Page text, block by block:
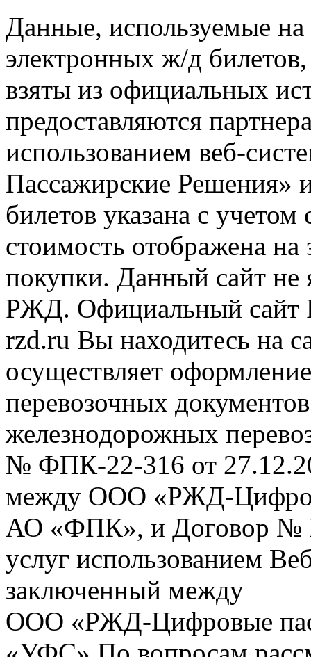
Данные, используемые на
электронных ж/д
взяты из официальных
предоставляются
использованием веб-
Пассажирские
билетов указана с
стоимость отображена
покупки. Данный сайт не
РЖД. Официальный сайт
rzd.ru Вы находитесь на
осуществляет
перевозочных
железнодорожных
№ ФПК-22-316 от
между ООО «РЖД-
АО «ФПК», и Договор №
услуг использованием
заключенный между
ООО «РЖД-Цифровые